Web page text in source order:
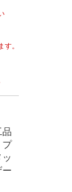
。
品
プ
ー